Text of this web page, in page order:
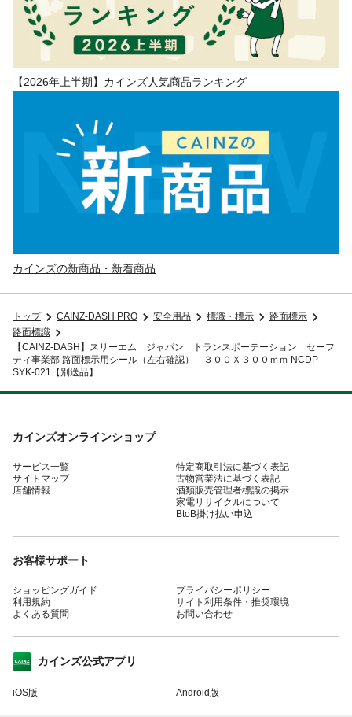
【2026年上半期】カインズ人気商品ランキング
カインズの新商品・新着商品
トップ CAINZ-DASH PRO 安全用品 標識・標示
路面標示
路面標識
【CAINZ-DASH】スリーエム ジャパン トランスポーテーション セーフ
ティ事業部 路面標示用シール（左右確認） ３００Ｘ３００ｍｍ NCDP-
SYK-021【別送品】
カインズオンラインショップ
サービス一覧
サイトマップ
店舗情報
特定商取引法に基づく表記
古物営業法に基づく表記
酒類販売管理者標識の掲示
家電リサイクルについて
BtoB掛け払い申込
お客様サポート
ショッピングガイド
利用規約
よくある質問
プライバシーポリシー
サイト利用条件・推奨環境
お問い合わせ
カインズ公式アプリ
iOS版 Android版